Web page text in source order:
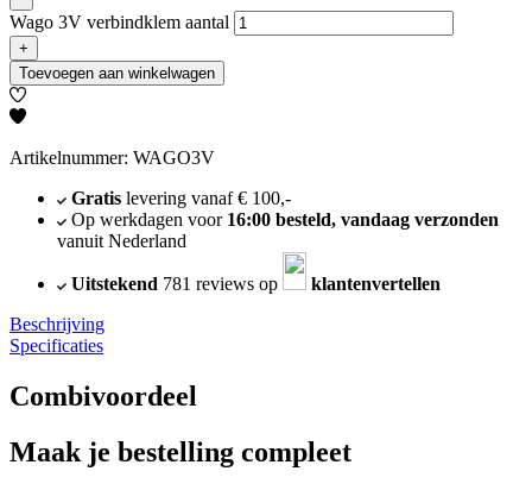
Wago 3V verbindklem aantal
+
Toevoegen aan winkelwagen
Artikelnummer: WAGO3V
Gratislevering vanaf € 100,-
Op werkdagen voor 16:00 besteld, vandaag verzonden
vanuit Nederland
Uitstekend 781 reviews op
klantenvertellen
Beschrijving
Specificaties
Combivoordeel
Maak je bestelling compleet